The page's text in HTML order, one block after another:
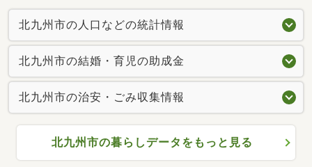
北九州市の人口などの統計情報
北九州市の結婚・育児の助成金
北九州市の治安・ごみ収集情報
北九州市の暮らしデータをもっと見る